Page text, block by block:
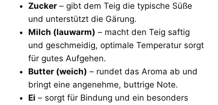
Zucker – gibt dem Teig die typische Süße
und unterstützt die Gärung.
Milch (lauwarm) – macht den Teig saftig
und geschmeidig, optimale Temperatur sorgt
für gutes Aufgehen.
Butter (weich) – rundet das Aroma ab und
bringt eine angenehme, buttrige Note.
Ei – sorgt für Bindung und ein besonders